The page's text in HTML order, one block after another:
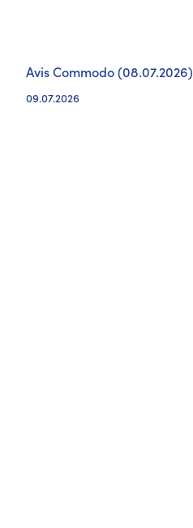
Avis Commodo (08.07.2026)
09.07.2026